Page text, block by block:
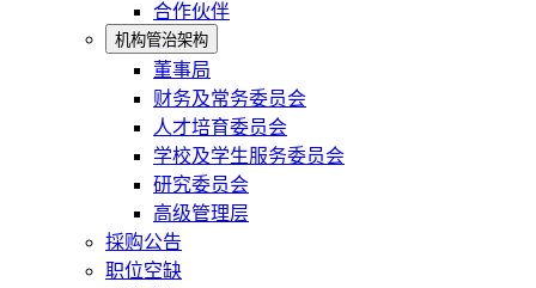
合作伙伴
机构管治架构
董事局
财务及常务委员会
人才培育委员会
学校及学生服务委员会
研究委员会
高级管理层
採购公告
职位空缺